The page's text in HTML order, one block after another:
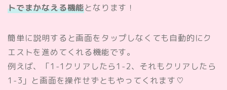
トでまかなえる機能となります！
簡単に説明すると画面をタップしなくても自動的にク
エストを進めてくれる機能です。
例えば、「1-1クリアしたら1-2、それもクリアしたら
1-3」と画面を操作せずともやってくれます♡